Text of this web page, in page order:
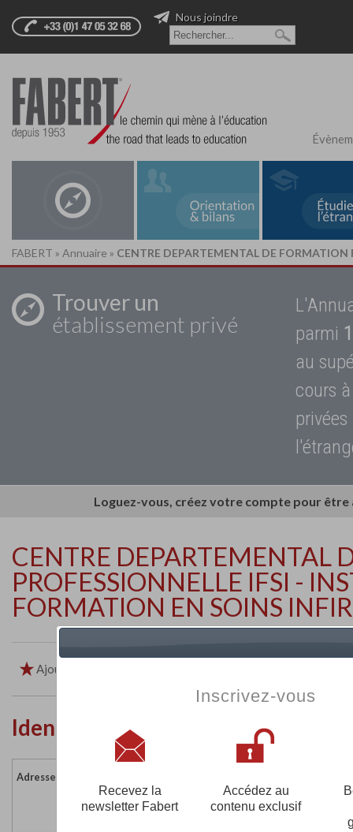
Nous joindre
FABERT » Annuaire » CENTRE DEPARTEMENTAL DE
Trouver un
établissement privé
parmi
au
cours
Loguez-vous, créez votre compte pour
CENTRE DEPARTEMENTAL
PROFESSIONNELLE IFSI -
FORMATION EN SOINS
Ajouter aux favoris
Identité de l'établissement
Adresse :
13006 MARSEILLE
France
Inscrivez-vous
Recevez la
newsletter Fabert
Accédez au
contenu exclusif